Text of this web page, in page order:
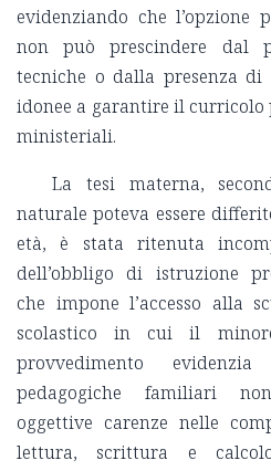
evidenziando che l’opzione
non può prescindere dal
tecniche o dalla presenza
idonee a garantire il
ministeriali.
La tesi materna,
naturale poteva essere
età, è stata ritenuta
dell’obbligo di istruzione
che impone l’accesso alla
scolastico in cui il
provvedimento
pedagogiche familiari
oggettive carenze nelle
lettura, scrittura e